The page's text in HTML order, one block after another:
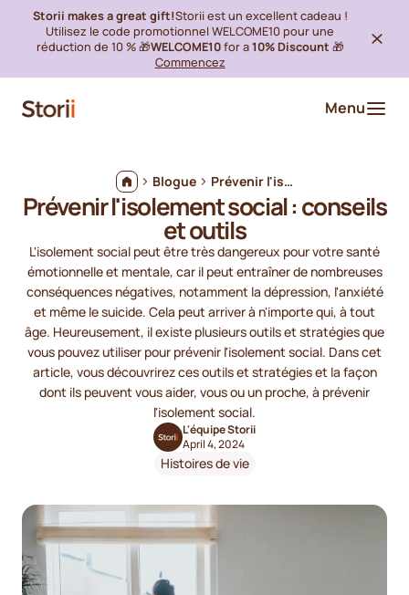
Storii makes a great gift!Storii est un excellent cadeau !
Utilisez le code promotionnel WELCOME10 pour une
réduction de 10 % 🎁WELCOME10for a10% Discount 🎁
Commencez
Menu
Blogue Prévenir l'isolement social : conseils et outils
Prévenir l'isolement social : conseils
et outils
L'isolement social peut être très dangereux pour votre santé
émotionnelle et mentale, car il peut entraîner de nombreuses
conséquences négatives, notamment la dépression, l'anxiété
et même le suicide. Cela peut arriver à n'importe qui, à tout
âge. Heureusement, il existe plusieurs outils et stratégies que
vous pouvez utiliser pour prévenir l'isolement social. Dans cet
article, vous découvrirez ces outils et stratégies et la façon
dont ils peuvent vous aider, vous ou un proche, à prévenir
l'isolement social.
L'équipe Storii
April 4, 2024
Histoires de vie